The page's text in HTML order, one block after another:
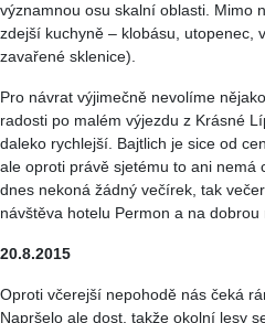
významnou osu skalní oblasti. Mimo
zdejší kuchyně – klobásu, utopenec,
zavařené sklenice).
Pro návrat výjimečně nevolíme
radosti po malém výjezdu z Krásné
daleko rychlejší. Bajtlich je sice od
ale oproti právě sjetému to ani nemá
dnes nekoná žádný večírek, tak
návštěva hotelu Permon a na dobrou
20.8.2015
Oproti včerejší nepohodě nás čeká
Napršelo ale dost, takže okolní lesy